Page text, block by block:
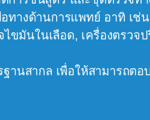
ทางด้านการแพทย์ อาทิ เ
ขมันในเลือด, เครื่องตรว
นสากล เพื่อให้สามารถต